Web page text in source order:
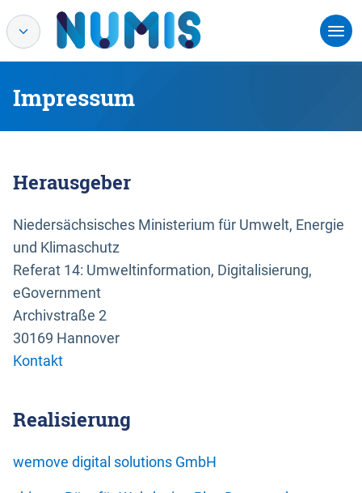
Impressum
Herausgeber
Niedersächsisches Ministerium für Umwelt, Energie
und Klimaschutz
Referat 14: Umweltinformation, Digitalisierung,
eGovernment
Archivstraße 2
30169 Hannover
Kontakt
Realisierung
wemove digital solutions GmbH